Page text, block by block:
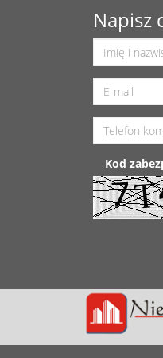
Napisz
Kod